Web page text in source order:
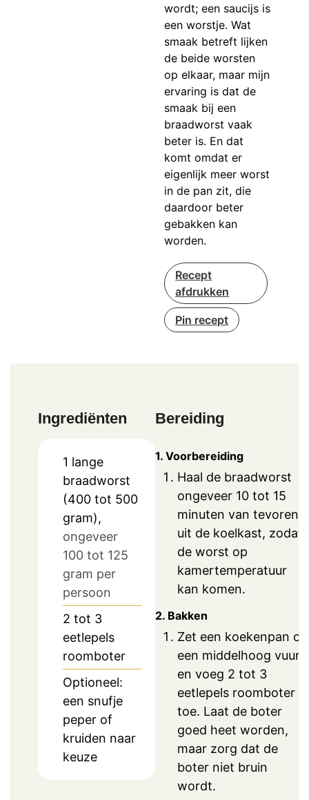
wordt; een saucijs is
een worstje. Wat
smaak betreft lijken
de beide worsten
op elkaar, maar mijn
ervaring is dat de
smaak bij een
braadworst vaak
beter is. En dat
komt omdat er
eigenlijk meer worst
in de pan zit, die
daardoor beter
gebakken kan
worden.
Recept
afdrukken
Pin recept
Ingrediënten
1 lange
braadworst
(400 tot 500
gram),
ongeveer
100 tot 125
gram per
persoon
2 tot 3
eetlepels
roomboter
Optioneel:
een snufje
peper of
kruiden naar
keuze
Bereiding
1. Voorbereiding
Haal de braadworst
ongeveer 10 tot 15
minuten van tevoren
uit de koelkast, zodat
de worst op
kamertemperatuur
kan komen.
2. Bakken
Zet een koekenpan op
een middelhoog vuur
en voeg 2 tot 3
eetlepels roomboter
toe. Laat de boter
goed heet worden,
maar zorg dat de
boter niet bruin
wordt.